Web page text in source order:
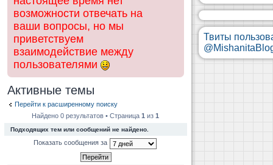
возможности отвечать на
ваши вопросы, но мы
приветствуем
взаимодействие между
пользователями
Активные темы
Перейти к расширенному поиску
Найдено 0 результатов • Страница1 из1
Подходящих тем или сообщений не найдено.
Показать сообщения за
Твиты